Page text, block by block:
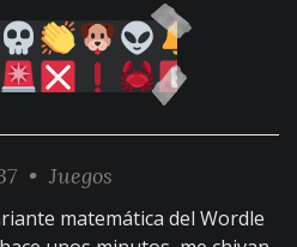
• Juegos
matemática del Wordle